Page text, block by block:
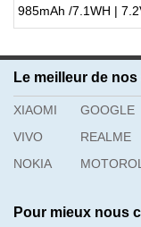
XIAOMI GOOGLE
VIVO
REALME
NOKIA